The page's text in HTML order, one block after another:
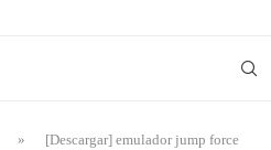
»
[Descargar] emulador jump force